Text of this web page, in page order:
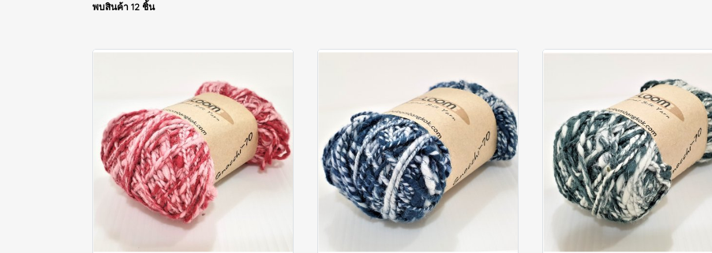
พบสินค้า 12 ชิ้น